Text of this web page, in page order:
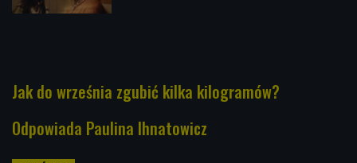
Jak do września zgubić kilka kilogramów?
Odpowiada Paulina Ihnatowicz